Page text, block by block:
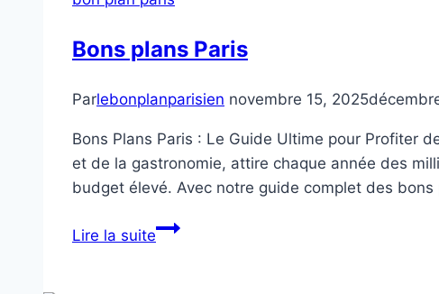
Bons plans Paris
Parlebonplanparisien novembre 15, 2025
Bons Plans Paris : Le Guide Ultime pour Profiter
et de la gastronomie, attire chaque année des
budget élevé. Avec notre guide complet des
Lire la suiteBons